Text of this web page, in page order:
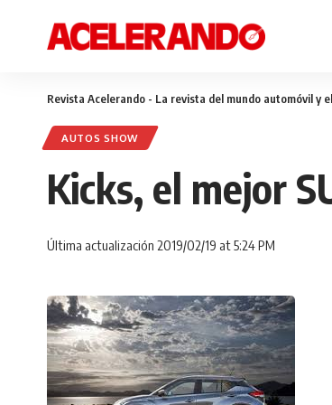
Revista Acelerando - La revista del mundo automóvil y
AUTOS SHOW
Kicks, el mejor
Última actualización 2019/02/19 at 5:24 PM